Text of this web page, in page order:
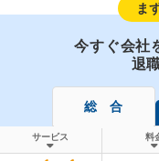
ま
今すぐ会社
退
総 合
サービス 料